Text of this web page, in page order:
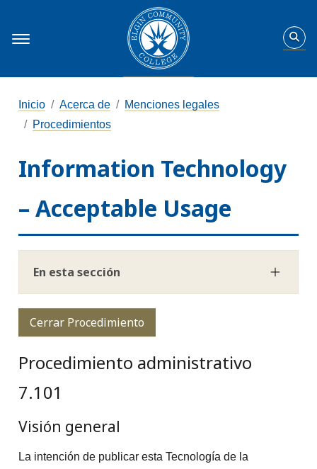
Inicio Acerca de
Menciones legales
Procedimientos
Information Technology
– Acceptable Usage
En esta sección
Cerrar Procedimiento
Procedimiento administrativo
7.101
Visión general
La intención de publicar esta Tecnología de la